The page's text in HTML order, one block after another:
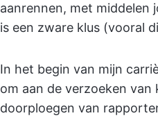
aanrennen, met middelen
is een zware klus (vooral
In het begin van mijn
om aan de verzoeken
doorploegen van